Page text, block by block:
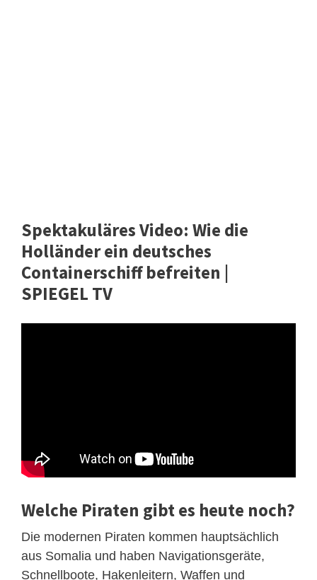
Spektakuläres Video: Wie die
Holländer ein deutsches
Containerschiff befreiten |
SPIEGEL TV
Welche Piraten gibt es heute noch?
Die modernen Piraten kommen hauptsächlich
aus Somalia und haben Navigationsgeräte,
Schnellboote, Hakenleitern, Waffen und